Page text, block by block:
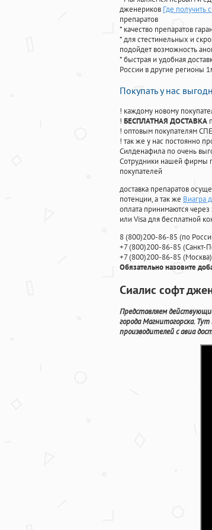
дженериков Где получить
препаратов
* качество препаратов
* для стестинельных и
подойдет возможность
* быстрая и удобная
России в другие регионы
Покупать у нас
! каждому новому
! БЕСПЛАТНАЯ ДОСТАВКА
! оптовым покупателям
! так же у нас постоянно
Силденафила по очень
Cотрудники нашей фирмы
покупателей
доставка препаратов
потенции, а так же Виагра
оплата принимаются
или Visa для бесплатной
8(800)200-86-85 (по
+7(800)200-86-85 (Санкт-
+7(800)200-86-85 (Москва)
Обязательно назовите
Сиалис софт
Представляем
города Магнитогорска.
производителей с авиа